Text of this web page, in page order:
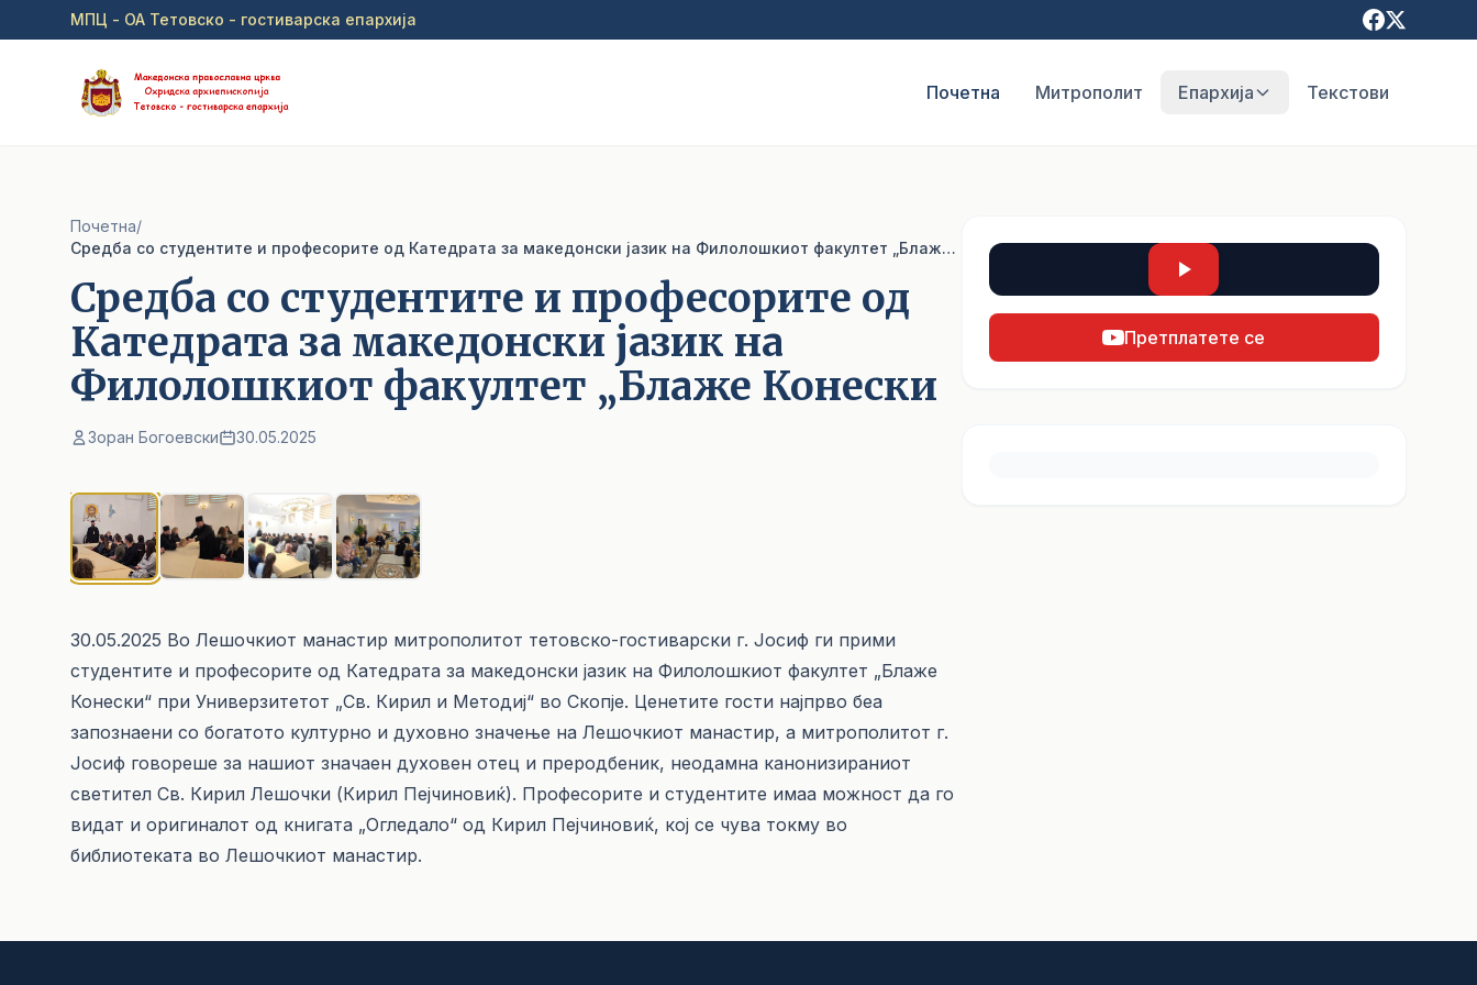
Прејди на главна содржина
МПЦ - ОА Тетовско - гостиварска епархија
Почетна Митрополит Епархија Текстови
Почетна/
Средба со студентите и професорите од Катедрата за македонски јазик на Филолошкиот факултет „Блаже Конески
Средба со студентите и професорите од
Катедрата за македонски јазик на
Филолошкиот факултет „Блаже Конески
Зоран Богоевски 30.05.2025
30.05.2025 Во Лешочкиот манастир митрополитот тетовско-гостиварски г. Јосиф ги прими
студентите и професорите од Катедрата за македонски јазик на Филолошкиот факултет „Блаже
Конески“ при Универзитетот „Св. Кирил и Методиј“ во Скопје. Ценетите гости најпрво беа
запознаени со богатото културно и духовно значење на Лешочкиот манастир, а митрополитот г.
Јосиф говореше за нашиот значаен духовен отец и преродбеник, неодамна канонизираниот
светител Св. Кирил Лешочки (Кирил Пејчиновиќ). Професорите и студентите имаа можност да го
видат и оригиналот од книгата „Огледало“ од Кирил Пејчиновиќ, кој се чува токму во
библиотеката во Лешочкиот манастир.
Претплатете се